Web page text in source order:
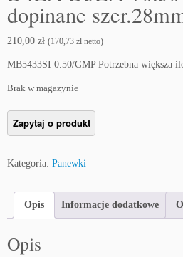
dopinane
210,00 zł (170,73 zł netto)
MB5433SI 0.50/GMP Potrzebna większa
Brak w magazynie
Kategoria: Panewki
Opis Informacje dodatkowe
Opis